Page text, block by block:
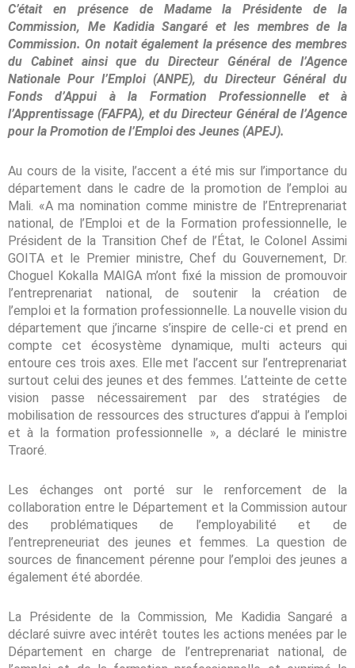
C’était en présence de Madame la Présidente de la
Commission, Me Kadidia Sangaré et les membres de la
Commission. On notait également la présence des membres
du Cabinet ainsi que du Directeur Général de l’Agence
Nationale Pour l’Emploi (ANPE), du Directeur Général du
Fonds d’Appui à la Formation Professionnelle et à
l’Apprentissage (FAFPA), et du Directeur Général de l’Agence
pour la Promotion de l’Emploi des Jeunes (APEJ).
Au cours de la visite, l’accent a été mis sur l’importance du
département dans le cadre de la promotion de l’emploi au
Mali. «A ma nomination comme ministre de l’Entreprenariat
national, de l’Emploi et de la Formation professionnelle, le
Président de la Transition Chef de l’État, le Colonel Assimi
GOITA et le Premier ministre, Chef du Gouvernement, Dr.
Choguel Kokalla MAIGA m’ont fixé la mission de promouvoir
l’entreprenariat national, de soutenir la création de
l’emploi et la formation professionnelle. La nouvelle vision du
département que j’incarne s’inspire de celle-ci et prend en
compte cet écosystème dynamique, multi acteurs qui
entoure ces trois axes. Elle met l’accent sur l’entreprenariat
surtout celui des jeunes et des femmes. L’atteinte de cette
vision passe nécessairement par des stratégies de
mobilisation de ressources des structures d’appui à l’emploi
et à la formation professionnelle », a déclaré le ministre
Traoré.
Les échanges ont porté sur le renforcement de la
collaboration entre le Département et la Commission autour
des problématiques de l’employabilité et de
l’entrepreneuriat des jeunes et femmes
La question de
sources de financement pérenne pour l’emploi des jeunes a
également été abordée.
La Présidente de la Commission, Me Kadidia Sangaré a
déclaré suivre avec intérêt toutes les actions menées par le
Département en charge de l’entreprenariat national, de